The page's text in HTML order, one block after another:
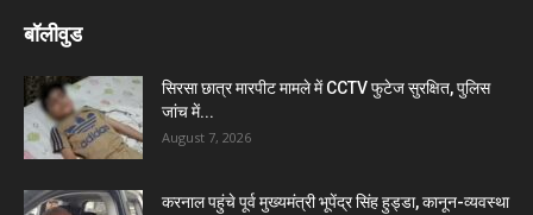
बॉलीवुड
सिरसा छात्र मारपीट मामले में CCTV फुटेज सुरक्षित, पुलिस
जांच में...
August 7, 2026
करनाल पहुंचे पूर्व मुख्यमंत्री भूपेंद्र सिंह हुड्डा, कानून-व्यवस्था